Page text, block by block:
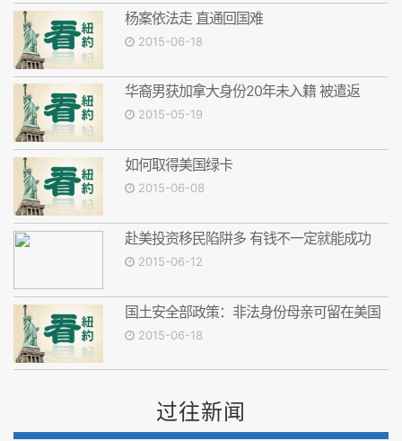
杨案依法走 直通回国难
2015-06-18
华裔男获加拿大身份20年未入籍 被遣返
2015-05-19
如何取得美国绿卡
2015-06-08
赴美投资移民陷阱多 有钱不一定就能成功
2015-06-12
国土安全部政策：非法身份母亲可留在美国
2015-06-18
过往新闻